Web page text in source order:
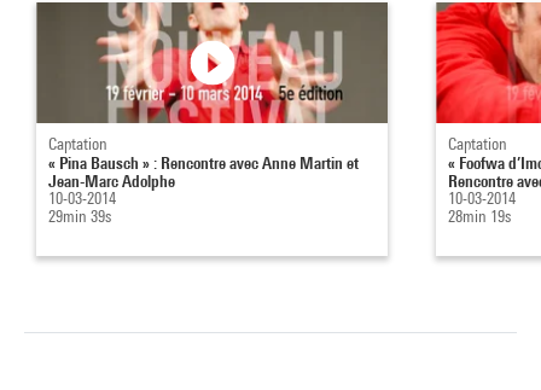
Captation
« Pina Bausch » : Rencontre avec Anne Martin et
Jean-Marc Adolphe
10-03-2014
29min 39s
Captation
« Foofwa
Rencontre
10-03-2014
28min 19s